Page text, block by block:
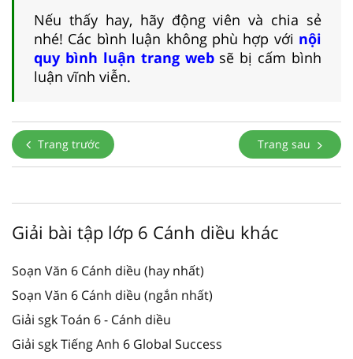
Nếu thấy hay, hãy động viên và chia sẻ
nhé! Các bình luận không phù hợp với nội
quy bình luận trang websẽ bị cấm bình
luận vĩnh viễn.
Trang trước Trang sau
Giải bài tập lớp 6 Cánh diều khác
Soạn Văn 6 Cánh diều (hay nhất)
Soạn Văn 6 Cánh diều (ngắn nhất)
Giải sgk Toán 6 - Cánh diều
Giải sgk Tiếng Anh 6 Global Success